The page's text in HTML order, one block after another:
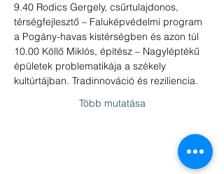
9.40 Rodics Gergely, csűrtulajdonos,
térségfejlesztő – Faluképvédelmi program
a Pogány-havas kistérségben és azon túl
10.00 Köllő Miklós, építész – Nagyléptékű
épületek problematikája a székely
kultúrtájban. Tradinnováció és reziliencia.
Több mutatása